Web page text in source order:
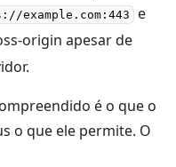
example.com:443 e
origin apesar de
é o que o
o que ele permite. O